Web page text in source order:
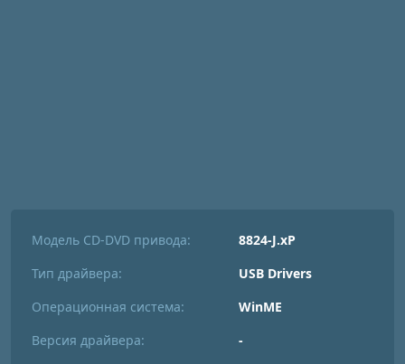
Модель CD-DVD привода:
8824-J.xP
Тип драйвера:
USB Drivers
Операционная система:
WinME
Версия драйвера:
-